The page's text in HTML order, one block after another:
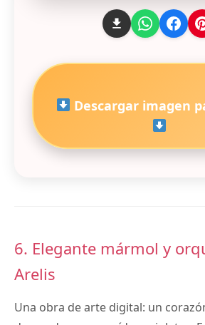
Descargar imagen
6. Elegante mármol y
Arelis
Una obra de arte digital: un